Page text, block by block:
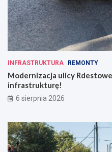
INFRASTRUKTURA REMONTY
Modernizacja ulicy
infrastrukturę!
6 sierpnia 2026